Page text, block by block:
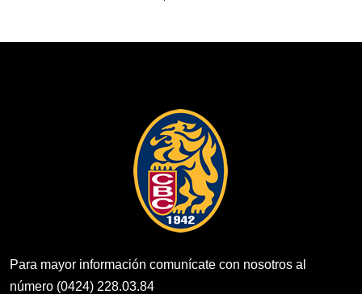
Para mayor información comunícate con nosotros al
número (0424) 228.03.84